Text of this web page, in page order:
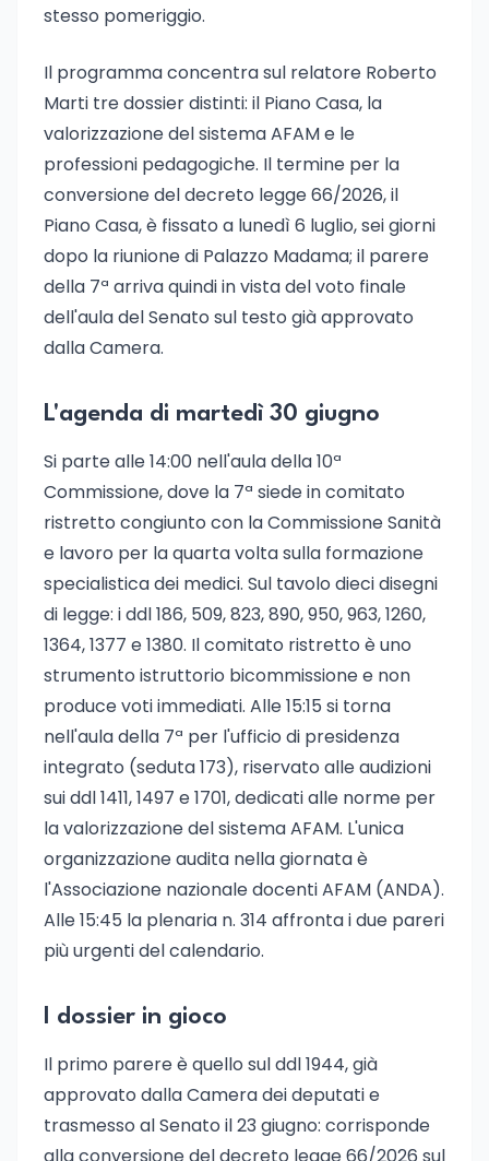
stesso pomeriggio.
Il programma concentra sul relatore Roberto
Marti tre dossier distinti: il Piano Casa, la
valorizzazione del sistema AFAM e le
professioni pedagogiche. Il termine per la
conversione del decreto legge 66/2026, il
Piano Casa, è fissato a lunedì 6 luglio, sei giorni
dopo la riunione di Palazzo Madama; il parere
della 7ª arriva quindi in vista del voto finale
dell'aula del Senato sul testo già approvato
dalla Camera.
L'agenda di martedì 30 giugno
Si parte alle 14:00 nell'aula della 10ª
Commissione, dove la 7ª siede in comitato
ristretto congiunto con la Commissione Sanità
e lavoro per la quarta volta sulla formazione
specialistica dei medici. Sul tavolo dieci disegni
di legge: i ddl 186, 509, 823, 890, 950, 963, 1260,
1364, 1377 e 1380. Il comitato ristretto è uno
strumento istruttorio bicommissione e non
produce voti immediati. Alle 15:15 si torna
nell'aula della 7ª per l'ufficio di presidenza
integrato (seduta 173), riservato alle audizioni
sui ddl 1411, 1497 e 1701, dedicati alle norme per
la valorizzazione del sistema AFAM. L'unica
organizzazione audita nella giornata è
l'Associazione nazionale docenti AFAM (ANDA).
Alle 15:45 la plenaria n. 314 affronta i due pareri
più urgenti del calendario.
I dossier in gioco
Il primo parere è quello sul ddl 1944, già
approvato dalla Camera dei deputati e
trasmesso al Senato il 23 giugno: corrisponde